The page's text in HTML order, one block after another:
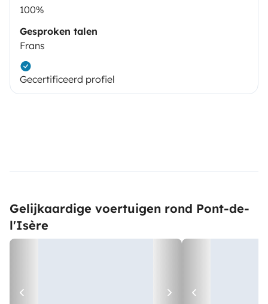
100%
Gesproken talen
Frans
Gecertificeerd profiel
Gelijkaardige voertuigen rond Pont-de-
l'Isère